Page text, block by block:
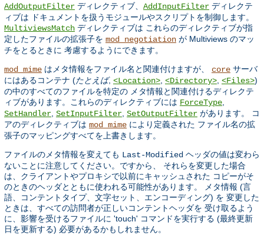
AddOutputFilter ディレクティブ、 AddInputFilter ディレクテ
ィブは ドキュメントを扱うモジュールやスクリプトを制御します。
MultiviewsMatch ディレクティブは これらのディレクティブが指
定したファイルの拡張子を mod_negotiation が Multiviews のマッ
チをとるときに 考慮するようにできます。
mod_mime はメタ情報をファイル名と関連付けますが、 core サーバ
にはあるコンテナ (たとえば, <Location> <Directory> <Files>)
の中のすべてのファイルを特定の メタ情報と関連付けるディレクテ
ィブがあります。これらのディレクティブには ForceType
SetHandler SetInputFilter SetOutputFilter があります。 コ
アのディレクティブは mod_mime により定義された ファイル名の拡
張子のマッピングすべてを上書きします。
ファイルのメタ情報を変えても Last-Modified ヘッダの値は変わら
ないことに注意してください。ですから、 それらを変更した場合
は、クライアントやプロキシで以前にキャッシュされた コピーがそ
のときのヘッダとともに使われる可能性があります。 メタ情報 (言
語、コンテントタイプ、文字セット、エンコーディング) を 変更した
ときは、すべての訪問者が正しいコンテントヘッダを 受け取るよう
に、影響を受けるファイルに 'touch' コマンドを実行する (最終更新
日を更新する) 必要があるかもしれません。